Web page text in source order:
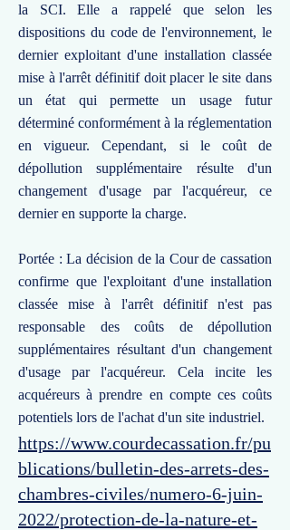
la SCI. Elle a rappelé que selon les
dispositions du code de l'environnement, le
dernier exploitant d'une installation classée
mise à l'arrêt définitif doit placer le site dans
un état qui permette un usage futur
déterminé conformément à la réglementation
en vigueur. Cependant, si le coût de
dépollution supplémentaire résulte d'un
changement d'usage par l'acquéreur, ce
dernier en supporte la charge.
Portée : La décision de la Cour de cassation
confirme que l'exploitant d'une installation
classée mise à l'arrêt définitif n'est pas
responsable des coûts de dépollution
supplémentaires résultant d'un changement
d'usage par l'acquéreur. Cela incite les
acquéreurs à prendre en compte ces coûts
potentiels lors de l'achat d'un site industriel.
https://www.courdecassation.fr/pu
blications/bulletin-des-arrets-des-
chambres-civiles/numero-6-juin-
2022/protection-de-la-nature-et-